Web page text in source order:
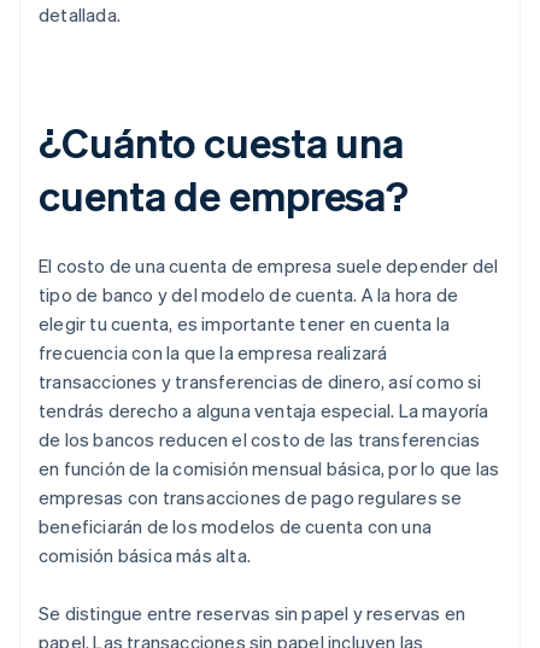
detallada.
¿Cuánto cuesta una
cuenta de empresa?
El costo de una cuenta de empresa suele depender del
tipo de banco y del modelo de cuenta. A la hora de
elegir tu cuenta, es importante tener en cuenta la
frecuencia con la que la empresa realizará
transacciones y transferencias de dinero, así como si
tendrás derecho a alguna ventaja especial. La mayoría
de los bancos reducen el costo de las transferencias
en función de la comisión mensual básica, por lo que las
empresas con transacciones de pago regulares se
beneficiarán de los modelos de cuenta con una
comisión básica más alta.
Se distingue entre reservas sin papel y reservas en
papel. Las transacciones sin papel incluyen las